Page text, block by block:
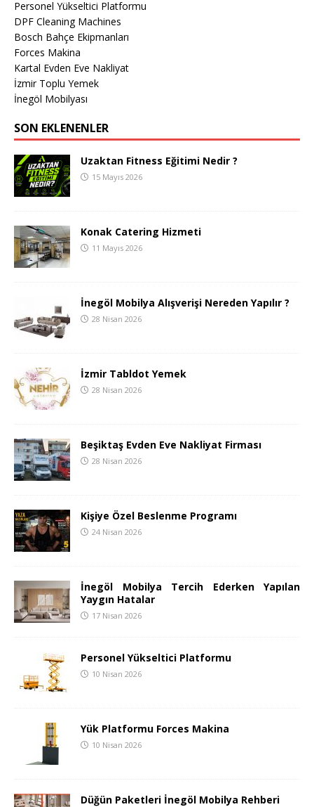
Personel Yükseltici Platformu
DPF Cleaning Machines
Bosch Bahçe Ekipmanları
Forces Makina
Kartal Evden Eve Nakliyat
İzmir Toplu Yemek
İnegöl Mobilyası
SON EKLENENLER
Uzaktan Fitness Eğitimi Nedir ?
15 Mayıs 2026
Konak Catering Hizmeti
11 Mayıs 2026
İnegöl Mobilya Alışverişi Nereden Yapılır ?
28 Nisan 2026
İzmir Tabldot Yemek
28 Nisan 2026
Beşiktaş Evden Eve Nakliyat Firması
28 Nisan 2026
Kişiye Özel Beslenme Programı
24 Nisan 2026
İnegöl Mobilya Tercih Ederken Yapılan
Yaygın Hatalar
17 Nisan 2026
Personel Yükseltici Platformu
10 Nisan 2026
Yük Platformu Forces Makina
10 Nisan 2026
Düğün Paketleri İnegöl Mobilya Rehberi